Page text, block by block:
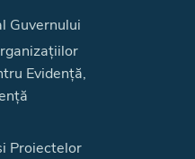
Guvernului
Evidență,
Proiectelor